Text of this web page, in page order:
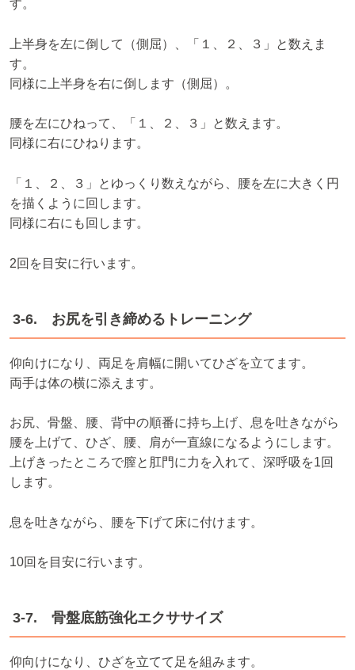
す。
上半身を左に倒して（側屈）、「１、２、３」と数えま
す。
同様に上半身を右に倒します（側屈）。
腰を左にひねって、「１、２、３」と数えます。
同様に右にひねります。
「１、２、３」とゆっくり数えながら、腰を左に大きく円
を描くように回します。
同様に右にも回します。
2回を目安に行います。
3-6. お尻を引き締めるトレーニング
仰向けになり、両足を肩幅に開いてひざを立てます。
両手は体の横に添えます。
お尻、骨盤、腰、背中の順番に持ち上げ、息を吐きながら
腰を上げて、ひざ、腰、肩が一直線になるようにします。
上げきったところで膣と肛門に力を入れて、深呼吸を1回
します。
息を吐きながら、腰を下げて床に付けます。
10回を目安に行います。
3-7. 骨盤底筋強化エクササイズ
仰向けになり、ひざを立てて足を組みます。